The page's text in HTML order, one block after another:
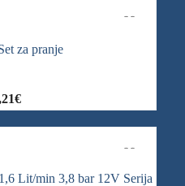
za pranje
€
Lit/min 3,8 bar 12V Serija